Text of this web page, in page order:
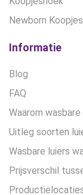
Newborn Koopjes
Informatie
Blog
FAQ
Waarom wasbare
Uitleg soorten
Wasbare luiers
Prijsverschil